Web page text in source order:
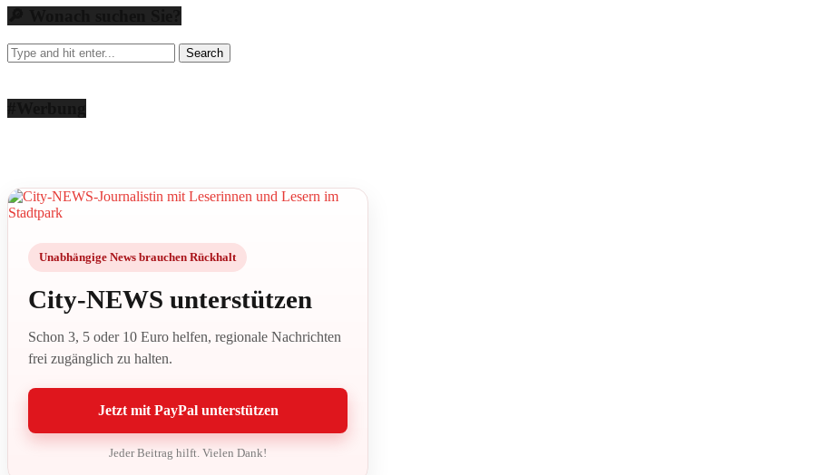
Unabhängige News brauchen Rückhalt
City-NEWS unterstützen
Schon 3, 5 oder 10 Euro helfen, regionale Nachrichten
frei zugänglich zu halten.
Jetzt mit PayPal unterstützen
Jeder Beitrag hilft. Vielen Dank!